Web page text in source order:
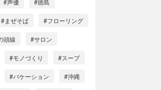
#声優 #徳島
#まぜそば #フローリング
頭線 #サロン
#モノづくり #スープ
#バケーション #沖縄